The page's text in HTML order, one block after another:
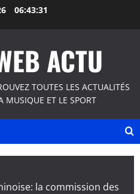
06:43:31
ACTU
TOUTES LES ACTUALITÉS
MUSIQUE ET LE SPORT
la commission des